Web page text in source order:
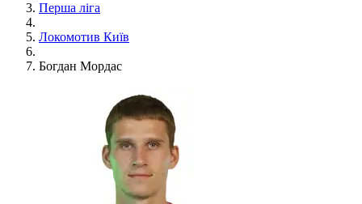
Перша ліга
Локомотив Київ
Богдан Мордас